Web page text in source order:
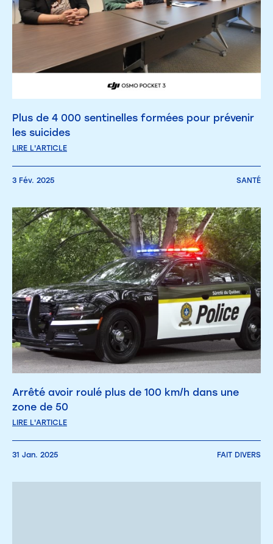
Plus de 4 000 sentinelles formées pour prévenir
les suicides
LIRE L'ARTICLE
3 Fév. 2025 SANTÉ
Arrêté avoir roulé plus de 100 km/h dans une
zone de 50
LIRE L'ARTICLE
31 Jan. 2025 FAIT DIVERS